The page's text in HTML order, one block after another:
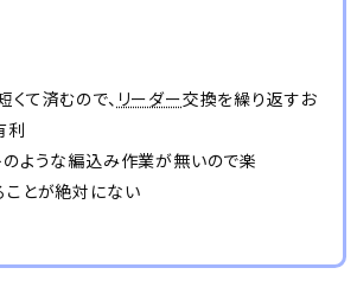
て済むので、 リーダー交換を繰り返すお
利
のような編込み作業が無いので楽
ことが絶対にない